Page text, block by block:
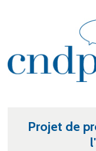
Aller au contenu
Projet de